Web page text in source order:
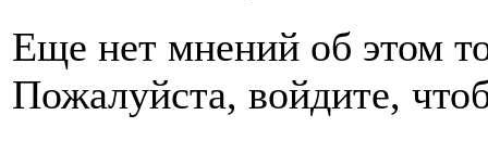
Еще нет мнений об этом
Пожалуйста, войдите,